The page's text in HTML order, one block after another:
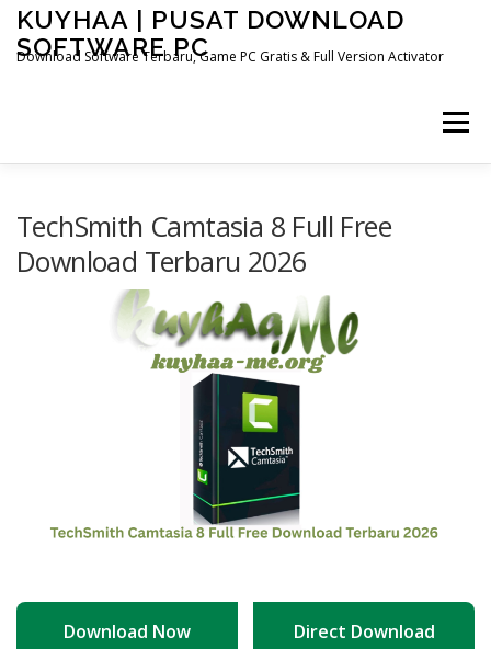
Skip
content
KUYHAA | PUSAT DOWNLOAD
SOFTWARE PC
Download Software Terbaru, Game PC Gratis & Full Version Activator
Menu
OTHER PAGES
TechSmith Camtasia 8 Full Free
Download Terbaru 2026
Download Now Direct Download